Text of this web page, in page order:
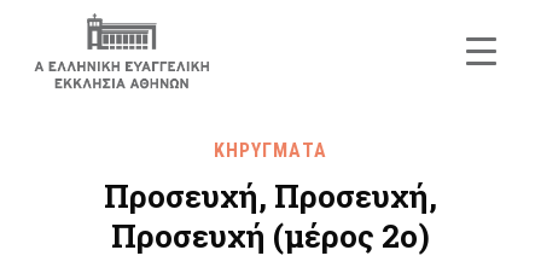
ΚΗΡΥΓΜΑΤΑ
Προσευχή, Προσευχή,
Προσευχή (μέρος 2ο)